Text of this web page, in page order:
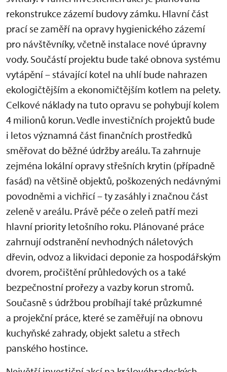
rekonstrukce zázemí budovy zámku. Hlavní část
prací se zaměří na opravy hygienického zázemí
pro návštěvníky, včetně instalace nové úpravny
vody. Součástí projektu bude také obnova systému
vytápění – stávající kotel na uhlí bude nahrazen
ekologičtějším a ekonomičtějším kotlem na pelety.
Celkové náklady na tuto opravu se pohybují kolem
4 milionů korun. Vedle investičních projektů bude
i letos významná část finančních prostředků
směřovat do běžné údržby areálu. Ta zahrnuje
zejména lokální opravy střešních krytin (případně
fasád) na většině objektů, poškozených nedávnými
povodněmi a vichřicí – ty zasáhly i značnou část
zeleně v areálu. Právě péče o zeleň patří mezi
hlavní priority letošního roku. Plánované práce
zahrnují odstranění nevhodných náletových
dřevin, odvoz a likvidaci deponie za hospodářským
dvorem, pročištění průhledových os a také
bezpečnostní prořezy a vazby korun stromů.
Současně s údržbou probíhají také průzkumné
a projekční práce, které se zaměřují na obnovu
kuchyňské zahrady, objekt saletu a střech
panského hostince.